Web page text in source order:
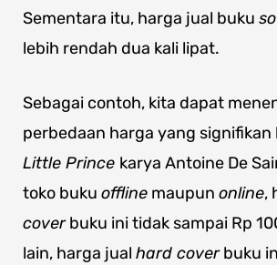
Sementara itu, harga jual buku
lebih rendah dua kali lipat.
Sebagai contoh, kita dapat
perbedaan harga yang signifikan
Little Prince karya Antoine De
toko buku offline maupun online,
coverbuku ini tidak sampai Rp
lain, harga jual hard coverbuku